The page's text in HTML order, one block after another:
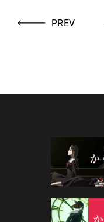
PREV